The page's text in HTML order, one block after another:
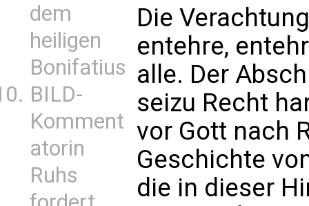
dem
heiligen
Bonifatius
BILD-
Komment
atorin
Ruhs
Die
entehre,
alle. Der
seizu Recht
vor Gott nach
Geschichte
die in dieser